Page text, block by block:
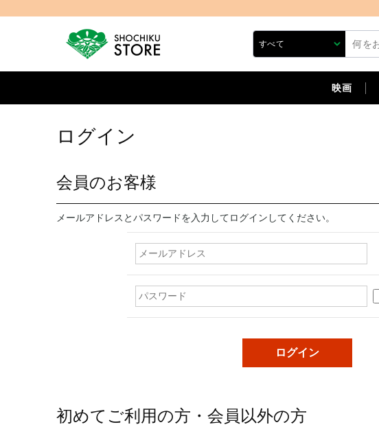
映画
ログイン
会員のお客様
メールアドレスとパスワードを入力してログインしてください。
初めてご利用の方・会員以外の方